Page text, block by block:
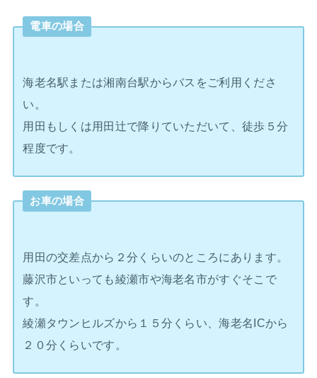
電車の場合
海老名駅または湘南台駅からバスをご利用くださ
い。
用田もしくは用田辻で降りていただいて、徒歩５分
程度です。
お車の場合
用田の交差点から２分くらいのところにあります。
藤沢市といっても綾瀬市や海老名市がすぐそこで
す。
綾瀬タウンヒルズから１５分くらい、海老名ICから
２０分くらいです。